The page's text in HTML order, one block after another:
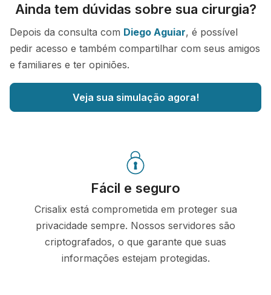
Ainda tem dúvidas sobre sua cirurgia?
Depois da consulta com Diego Aguiar, é possível
pedir acesso e também compartilhar com seus amigos
e familiares e ter opiniões.
Veja sua simulação agora!
Fácil e seguro
Crisalix está comprometida em proteger sua
privacidade sempre. Nossos servidores são
criptografados, o que garante que suas
informações estejam protegidas.